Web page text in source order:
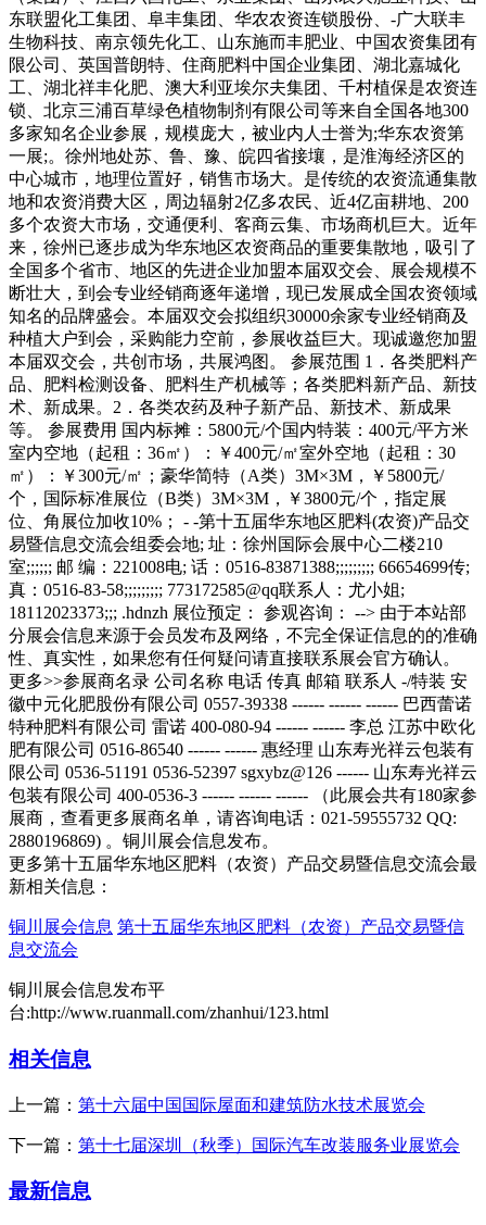
更多第十五届华东地区肥料（农资）产品交易暨信息交流会最
新相关信息：
铜川展会信息 第十五届华东地区肥料（农资）产品交易暨信
息交流会
铜川展会信息发布平
台:http://www.ruanmall.com/zhanhui/123.html
相关信息
上一篇： 第十六届中国国际屋面和建筑防水技术展览会
下一篇： 第十七届深圳（秋季）国际汽车改装服务业展览会
最新信息